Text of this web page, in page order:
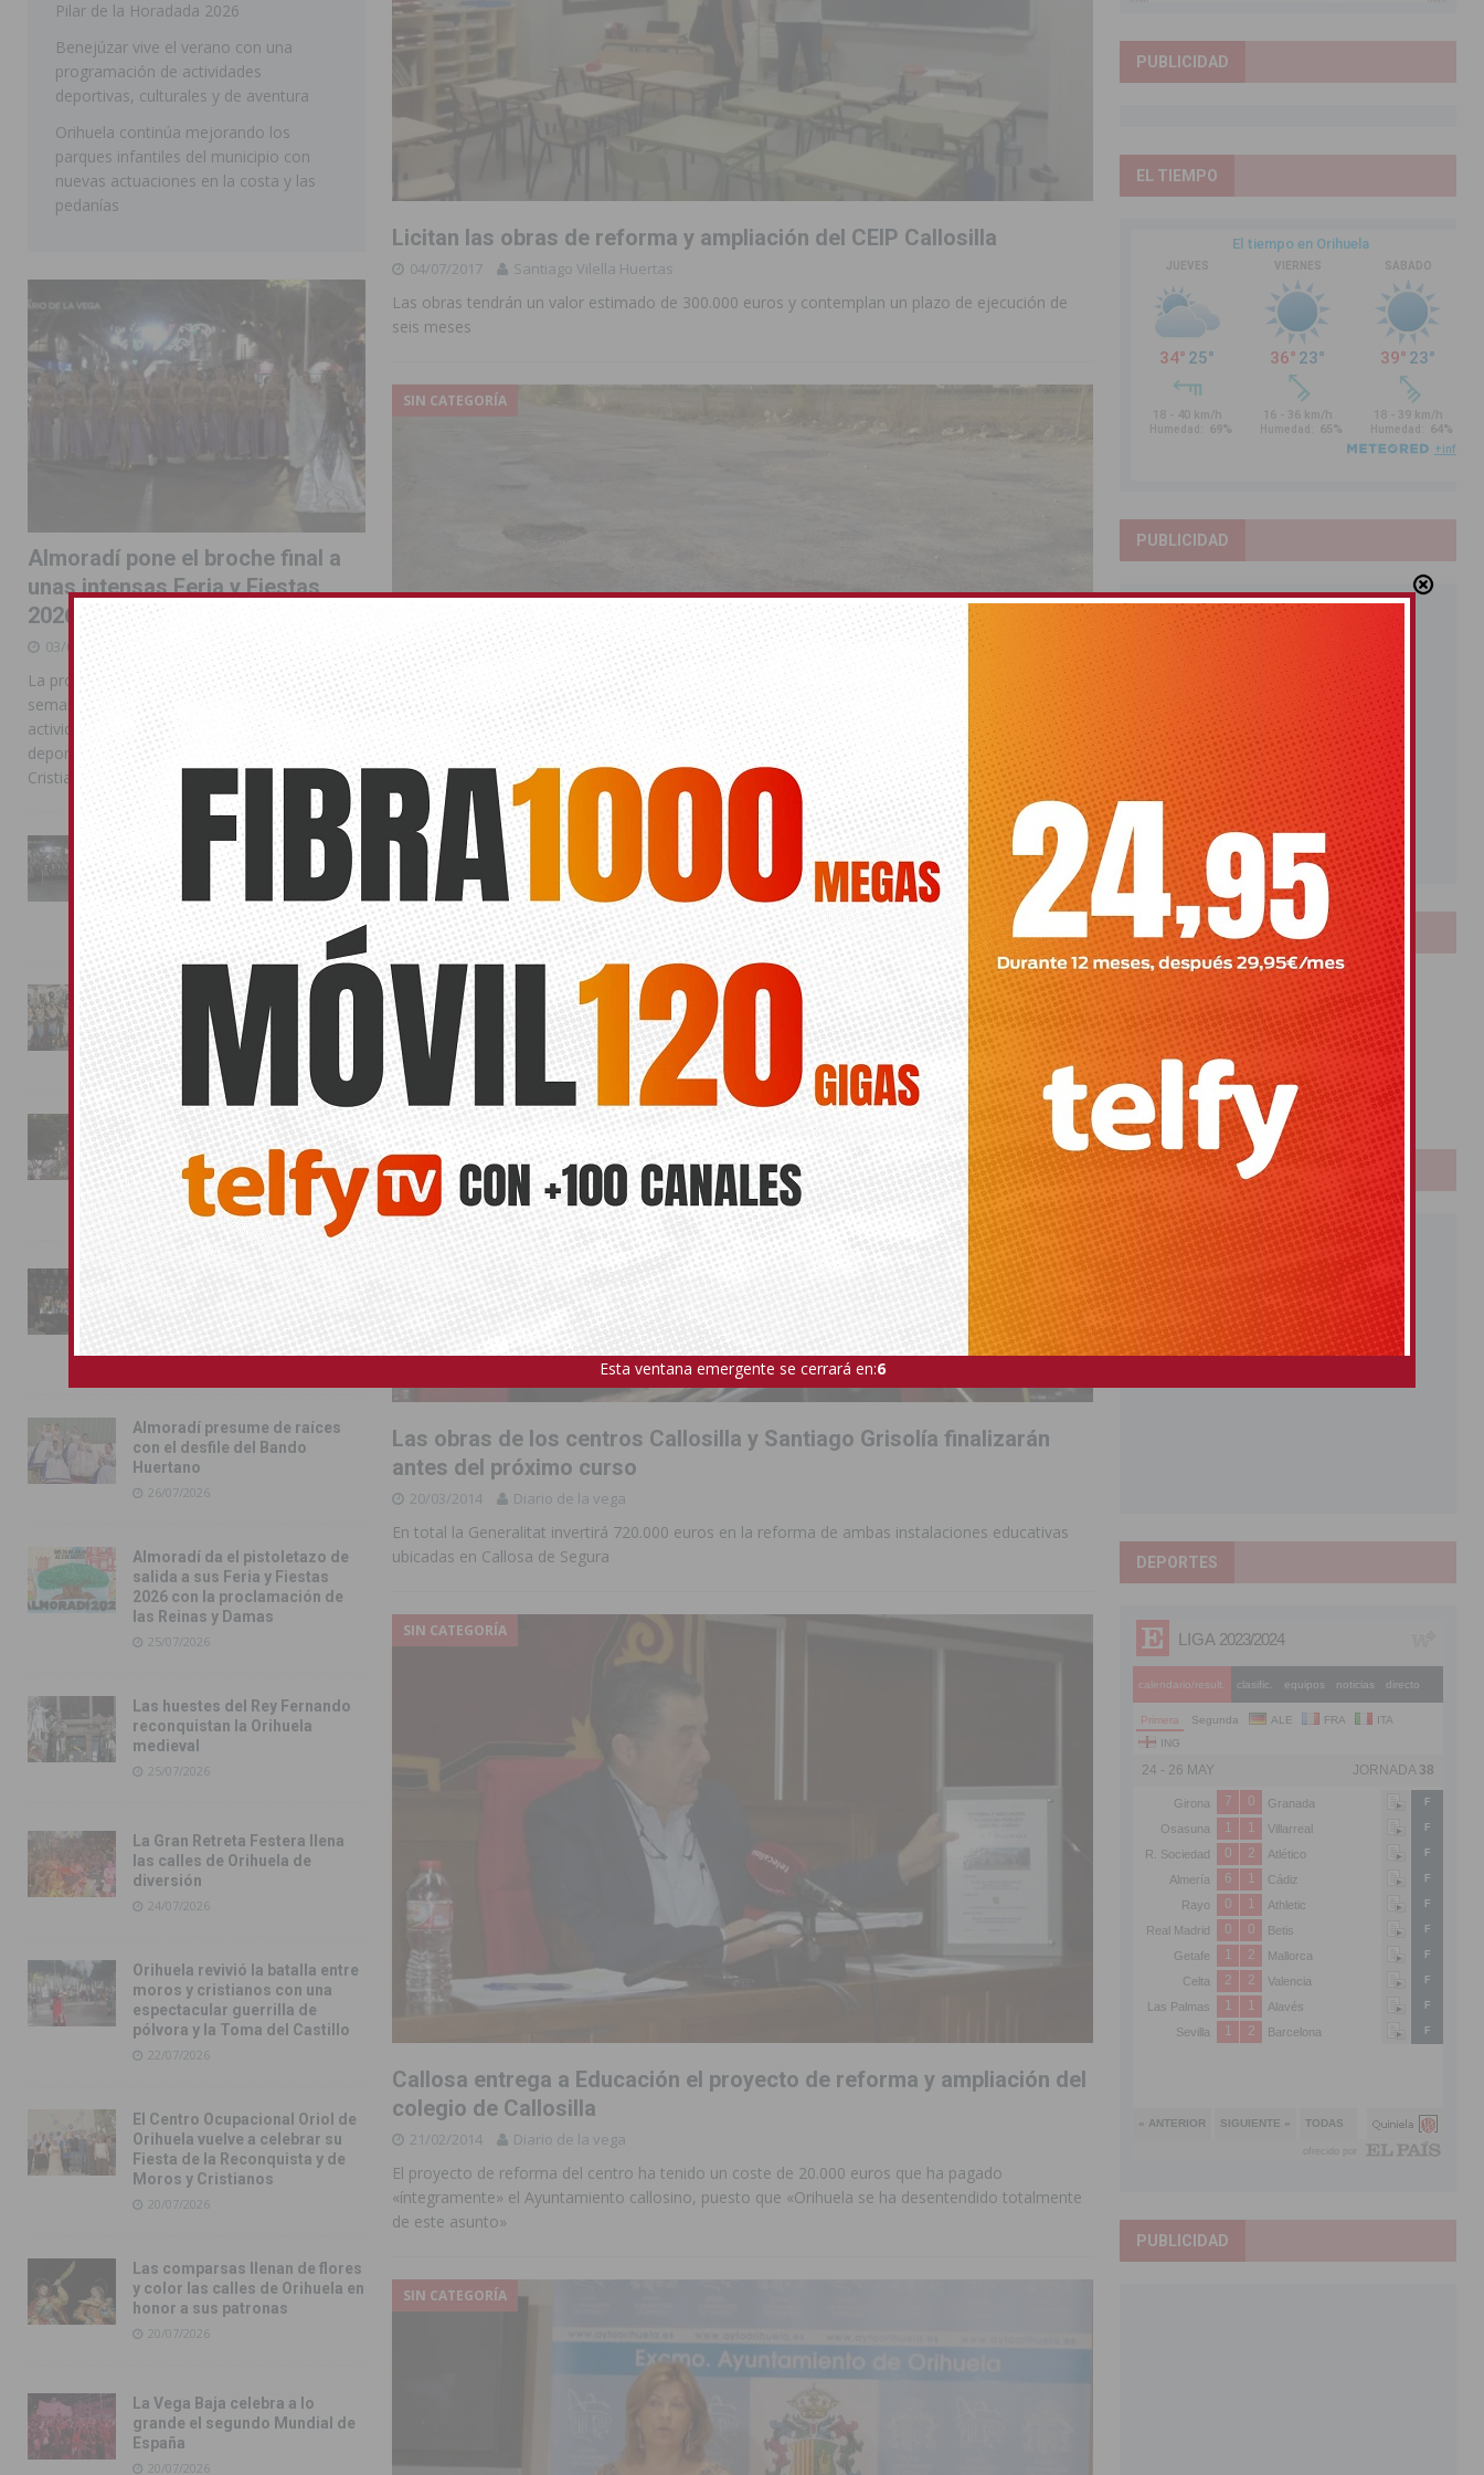
Licitan las obras de reforma y ampliación del CEIP Callosilla
04/07/2017 Santiago Vilella Huertas
Las obras tendrán un valor estimado de 300.000 euros y contemplan un plazo de ejecución de
seis meses
SIN CATEGORÍA
El PSOE exigirá el inicio de las obras del colegio Callosilla
14/05/2015 Diario de la vega
El candidato a la Alcaldía de Callosa de Segura Francisco Maciá lamenta que el PP «prometa»
inversiones en barrios que «no se ejecutan»
SIN CATEGORÍA
Las obras de los centros Callosilla y Santiago Grisolía finalizarán
antes del próximo curso
20/03/2014 Diario de la vega
En total la Generalitat invertirá 720.000 euros en la reforma de ambas instalaciones educativas
ubicadas en Callosa de Segura
SIN CATEGORÍA
Callosa entrega a Educación el proyecto de reforma y ampliación del
colegio de Callosilla
21/02/2014 Diario de la vega
El proyecto de reforma del centro ha tenido un coste de 20.000 euros que ha pagado
«íntegramente» el Ayuntamiento callosino, puesto que «Orihuela se ha desentendido totalmente
de este asunto»
SIN CATEGORÍA
Pilar de la Horadada 2026
Benejúzar vive el verano con una
programación de actividades
deportivas, culturales y de aventura
Orihuela continúa mejorando los
parques infantiles del municipio con
nuevas actuaciones en la costa y las
pedanías
Almoradí pone el broche final a
unas intensas Feria y Fiestas
2026
03/08/2026
La programación reunió durante más de una
semana actos institucionales, conciertos,
actividades familiares, competiciones
deportivas y las celebraciones de Moros y
Cristianos
La Entrada Cristiana llena de
esplendor las calles de
Almoradí en una multitudinaria
jornada festera
02/08/2026
La magia de la Entrada Mora
conquista las calles de
Almoradí
01/08/2026
La fiesta se adueña de
Almoradí con la presentación
de los cargos festeros y la
toma del castillo
31/07/2026
Pilar de la Horadada
conmemora con emoción el
40º aniversario de su
independencia como municipio
Almoradí presume de raíces
con el desfile del Bando
Huertano
26/07/2026
Almoradí da el pistoletazo de
salida a sus Feria y Fiestas
2026 con la proclamación de
las Reinas y Damas
25/07/2026
Las huestes del Rey Fernando
reconquistan la Orihuela
medieval
25/07/2026
La Gran Retreta Festera llena
las calles de Orihuela de
diversión
24/07/2026
Orihuela revivió la batalla entre
moros y cristianos con una
espectacular guerrilla de
pólvora y la Toma del Castillo
22/07/2026
El Centro Ocupacional Oriol de
Orihuela vuelve a celebrar su
Fiesta de la Reconquista y de
Moros y Cristianos
20/07/2026
Las comparsas llenan de flores
y color las calles de Orihuela en
honor a sus patronas
20/07/2026
La Vega Baja celebra a lo
grande el segundo Mundial de
España
20/07/2026
PUBLICIDAD
EL TIEMPO
PUBLICIDAD
LOTERIAS
Bonoloto
Primitiva
El Gordo
Euromillones
Loteria
Once
PUBLICIDAD
DEPORTES
PUBLICIDAD
Esta ventana emergente se cerrará en:4